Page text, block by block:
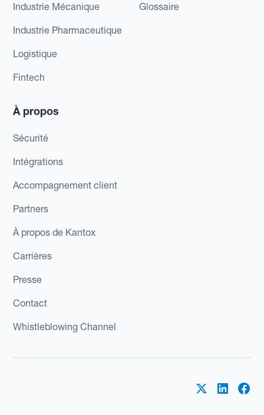
Industrie Mécanique
Industrie Pharmaceutique
Logistique
Fintech
Glossaire
À propos
Sécurité
Intégrations
Accompagnement client
Partners
À propos de Kantox
Carrières
Presse
Contact
Whistleblowing Channel